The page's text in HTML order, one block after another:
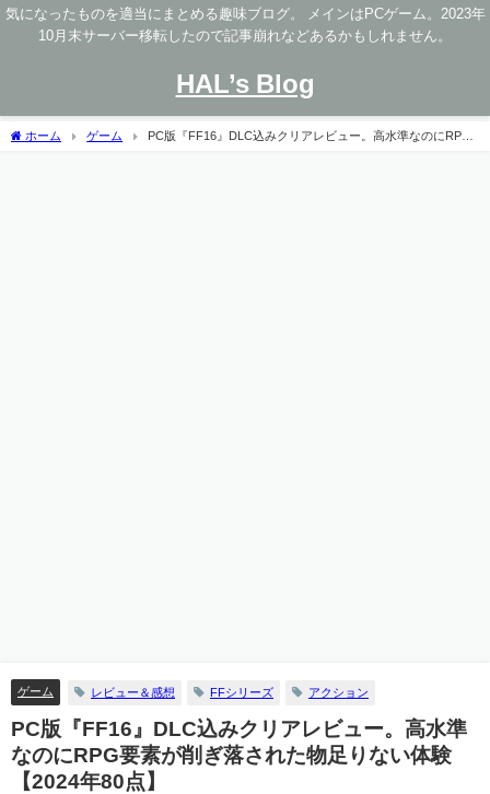
気になったものを適当にまとめる趣味ブログ。 メインはPCゲーム。2023年
10月末サーバー移転したので記事崩れなどあるかもしれません。
HAL’s Blog
ホーム ゲーム
PC版『FF16』DLC込みクリアレビュー。高水準なのにRPG
ゲーム レビュー＆感想 FFシリーズ アクション
PC版『FF16』DLC込みクリアレビュー。高水準
なのにRPG要素が削ぎ落された物足りない体験
【2024年80点】